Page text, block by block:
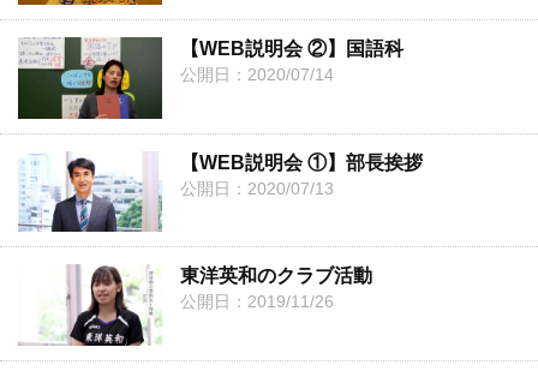
【WEB説明会 ②】国語科
公開日：2020/07/14
【WEB説明会 ①】部長挨拶
公開日：2020/07/13
東洋英和のクラブ活動
公開日：2019/11/26